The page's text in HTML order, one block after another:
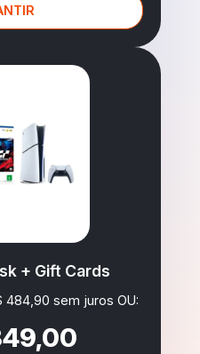
+ Gift Cards
484,90 sem juros OU: